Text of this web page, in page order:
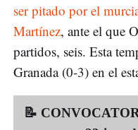
ser pitado por el
Martínez, ante el que
partidos, seis. Esta
Granada (0-3) en el
📝